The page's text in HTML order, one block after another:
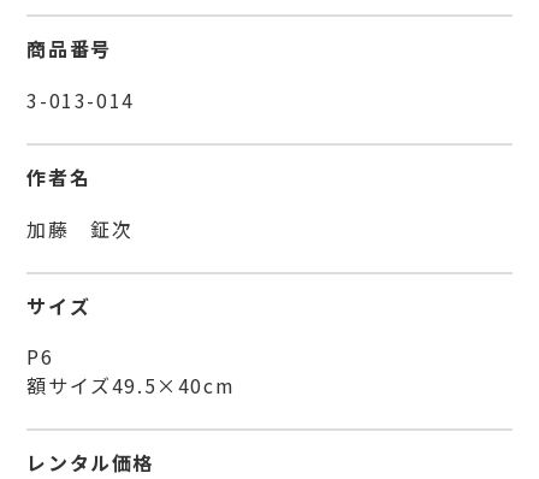
商品番号
3-013-014
作者名
加藤 鉦次
サイズ
P6
額サイズ49.5×40cm
レンタル価格